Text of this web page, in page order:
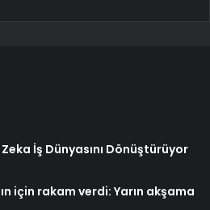
İş Dünyasını Dönüştürüyor
için rakam verdi: Yarın akşama